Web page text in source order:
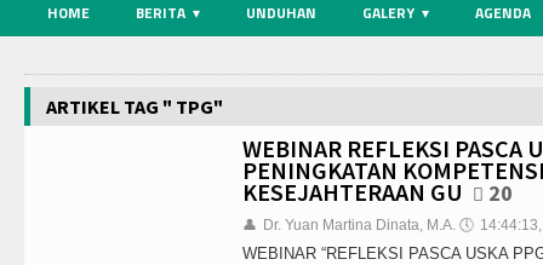
HOME BERITA UNDUHAN GALERY AGENDA
ARTIKEL TAG " TPG"
WEBINAR REFLEKSI PASCA
PENINGKATAN
KESEJAHTERAAN GU 20
👤 Dr. Yuan Martina Dinata, M.A. 🕔
WEBINAR “REFLEKSI PASCA USKA